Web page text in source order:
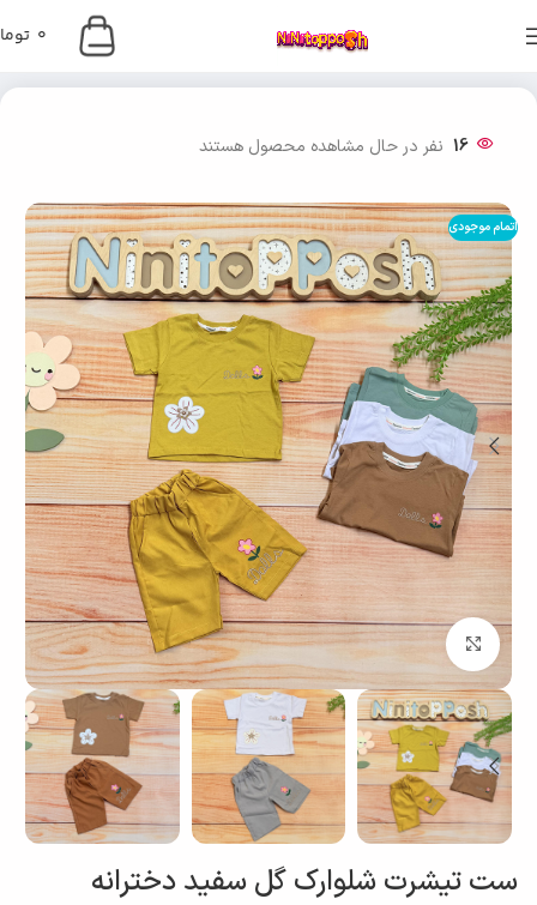
0
16 نفر در حال مشاهده محصول هستند
اتمام موجودی
بزرگنمایی تصویر
ست تیشرت شلوارک گل سفید دخترانه